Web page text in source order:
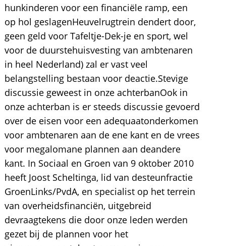
hunkinderen voor een financiële ramp, een
op hol geslagenHeuvelrugtrein dendert door,
geen geld voor Tafeltje-Dek-je en sport, wel
voor de duurstehuisvesting van ambtenaren
in heel Nederland) zal er vast veel
belangstelling bestaan voor deactie.Stevige
discussie geweest in onze achterbanOok in
onze achterban is er steeds discussie gevoerd
over de eisen voor een adequaatonderkomen
voor ambtenaren aan de ene kant en de vrees
voor megalomane plannen aan deandere
kant. In Sociaal en Groen van 9 oktober 2010
heeft Joost Scheltinga, lid van desteunfractie
GroenLinks/PvdA, en specialist op het terrein
van overheidsfinanciën, uitgebreid
devraagtekens die door onze leden werden
gezet bij de plannen voor het